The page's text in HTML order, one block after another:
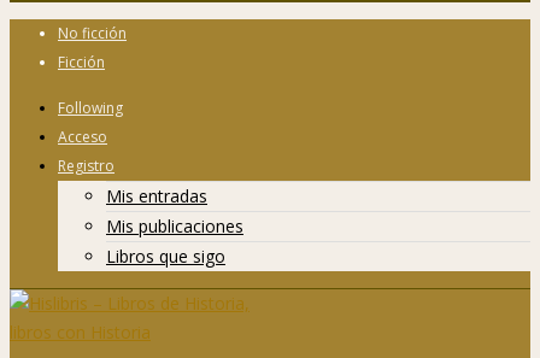
No ficción
Ficción
Following
Acceso
Registro
Mis entradas
Mis publicaciones
Libros que sigo